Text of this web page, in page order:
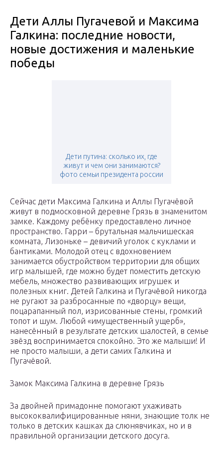
Дети Аллы Пугачевой и Максима
Галкина: последние новости,
новые достижения и маленькие
победы
Дети путина: сколько их, где
живут и чем они занимаются?
фото семьи президента россии
Сейчас дети Максима Галкина и Аллы Пугачёвой
живут в подмосковной деревне Грязь в знаменитом
замке. Каждому ребёнку предоставлено личное
пространство. Гарри – брутальная мальчишеская
комната, Лизоньке – девичий уголок с куклами и
бантиками. Молодой отец с вдохновением
занимается обустройством территории для общих
игр малышей, где можно будет поместить детскую
мебель, множество развивающих игрушек и
полезных книг. Детей Галкина и Пугачёвой никогда
не ругают за разбросанные по «дворцу» вещи,
поцарапанный пол, изрисованные стены, громкий
топот и шум. Любой «имущественный ущерб»,
нанесённый в результате детских шалостей, в семье
звёзд воспринимается спокойно. Это же малыши! И
не просто малыши, а дети самих Галкина и
Пугачёвой.
Замок Максима Галкина в деревне Грязь
За двойней примадонне помогают ухаживать
высококвалифицированные няни, знающие толк не
только в детских кашках да слюнявчиках, но и в
правильной организации детского досуга.